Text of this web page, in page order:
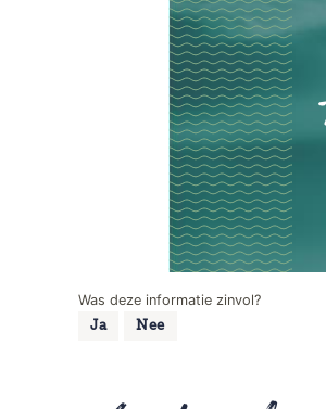
Was deze informatie zinvol?
Ja Nee